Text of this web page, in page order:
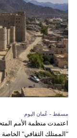
مسقط - عُمان اليوم
اعتمدت منظمة الأمم
"الممتلك الثقافي"